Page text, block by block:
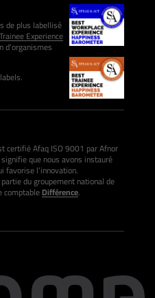
de plus labellisé
Experience
d’organismes
certifié Afaq ISO 9001 par Afnor
que nous avons instauré
favorise l’innovation.
du groupement national de
comptableDifférence.